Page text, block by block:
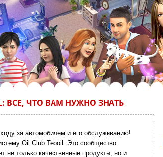
ВСЕ, ЧТО ВАМ НУЖНО ЗНАТЬ
за автомобилем и его обслуживанию!
Oil Club Teboil. Это сообщество
не только качественные продукты, но и